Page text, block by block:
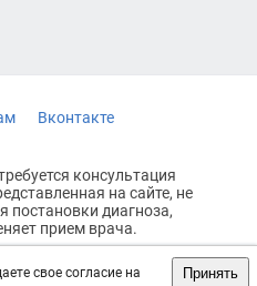
свое согласие на
Принять
Вконтакте
консультация
на сайте, не
постановки диагноза,
прием врача.